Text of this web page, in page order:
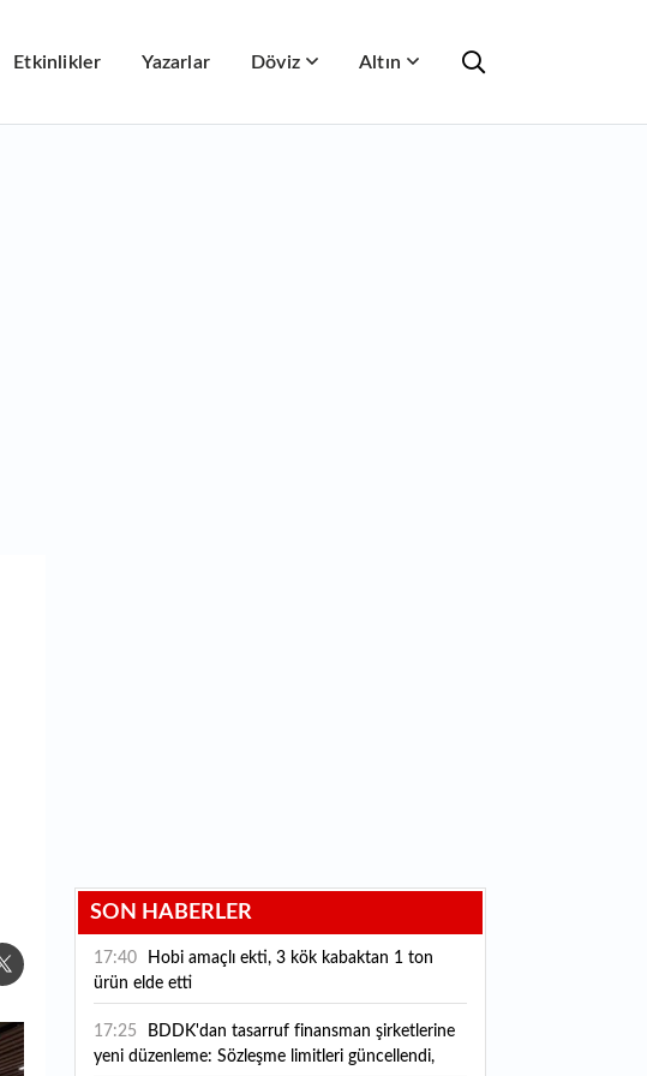
Etkinlikler Yazarlar Döviz Altın
SON HABERLER
17:40
ürün elde etti
17:25
yeni düzenleme: Sözleşme limitleri güncellendi,